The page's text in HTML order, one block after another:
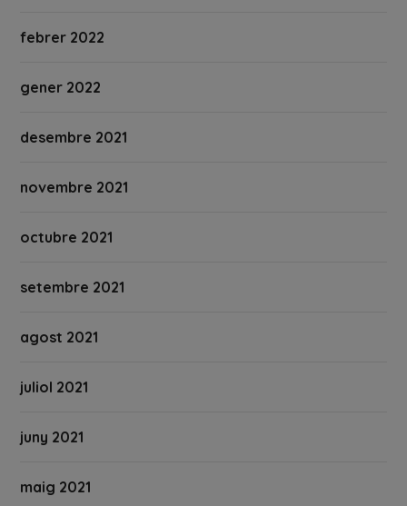
febrer 2022
gener 2022
desembre 2021
novembre 2021
octubre 2021
setembre 2021
agost 2021
juliol 2021
juny 2021
maig 2021